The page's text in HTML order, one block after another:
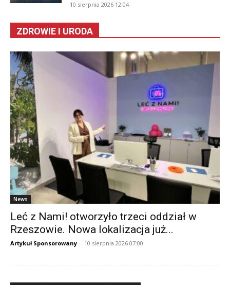
10 sierpnia 2026 12:04
ZDROWIE I URODA
News
Leć z Nami! otworzyło trzeci oddział w
Rzeszowie. Nowa lokalizacja już...
Artykuł Sponsorowany - 10 sierpnia 2026 07:00